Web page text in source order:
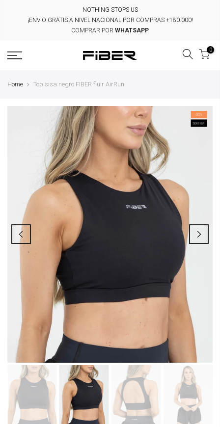
NOTHING STOPS US
¡ENVIO GRATIS A NIVEL NACIONAL POR COMPRAS +180.000!
COMPRAR POR WHATSAPP
0
Home Top sisa negro FIBER fluir AirRun
-50%
Sold out